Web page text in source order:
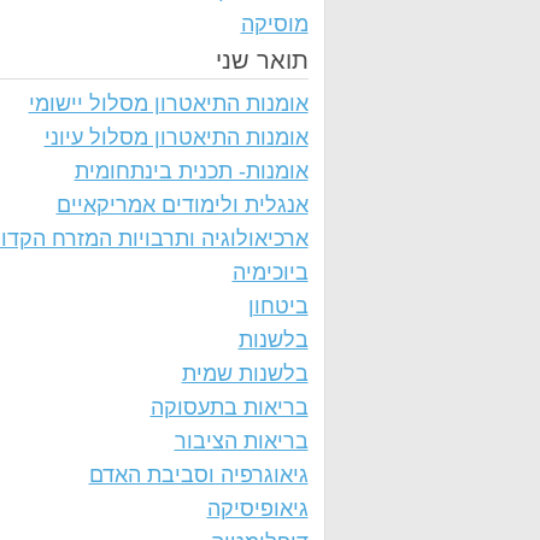
מוסיקה
תואר שני
אומנות התיאטרון מסלול יישומי
אומנות התיאטרון מסלול עיוני
אומנות- תכנית בינתחומית
אנגלית ולימודים אמריקאיים
ארכיאולוגיה ותרבויות המזרח
ביוכימיה
ביטחון
בלשנות
בלשנות שמית
בריאות בתעסוקה
בריאות הציבור
גיאוגרפיה וסביבת האדם
גיאופיסיקה